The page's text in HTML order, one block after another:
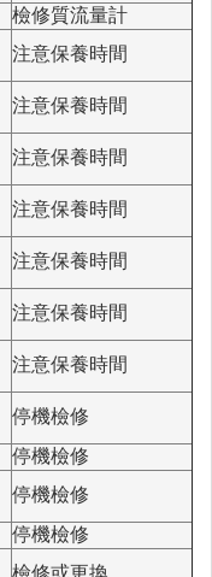
檢修質流量計
注意保養時間
注意保養時間
注意保養時間
注意保養時間
注意保養時間
注意保養時間
注意保養時間
停機檢修
停機檢修
停機檢修
停機檢修
檢修或更換